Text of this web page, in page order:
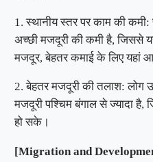
1. स्थानीय स्तर पर काम की
अच्छी मजदूरी की कमी है, जिससे
मजदूर, बेहतर कमाई के लिए यहां
2. बेहतर मजदूरी की तलाश: लोग
मजदूरी पश्चिम बंगाल से ज्यादा
हो सके।
[Migration and